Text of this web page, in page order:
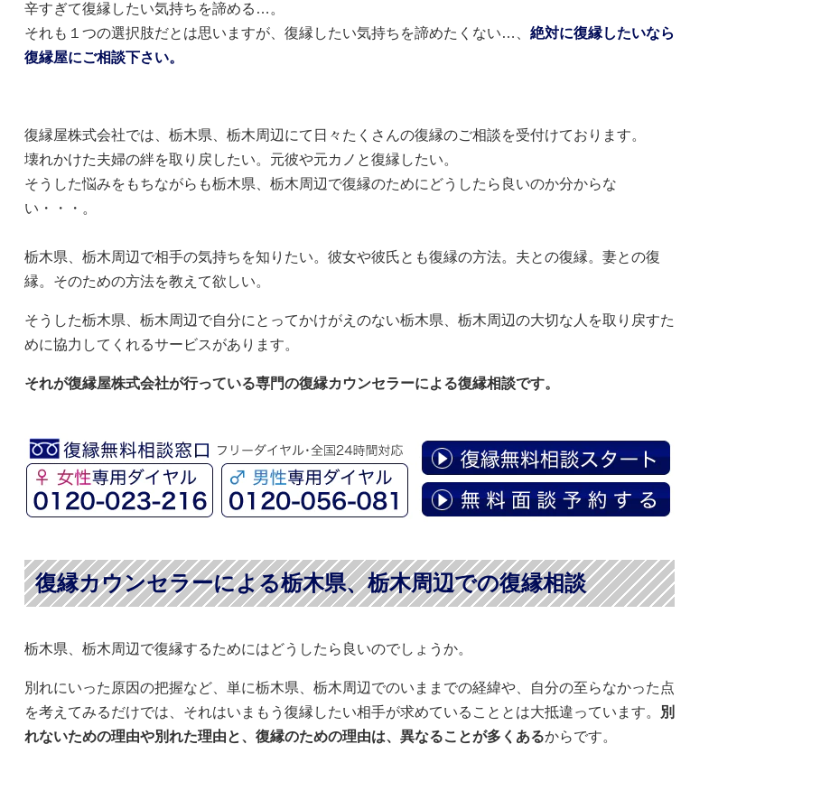
辛すぎて復縁したい気持ちを諦める…。
それも１つの選択肢だとは思いますが、復縁したい気持ちを諦めたくない…、 絶対に復縁したいなら
復縁屋にご相談下さい。
復縁屋株式会社では、栃木県、栃木周辺にて日々たくさんの復縁のご相談を受付けております。
壊れかけた夫婦の絆を取り戻したい。元彼や元カノと復縁したい。
そうした悩みをもちながらも栃木県、栃木周辺で復縁のためにどうしたら良いのか分からな
い・・・。
栃木県、栃木周辺で相手の気持ちを知りたい。彼女や彼氏とも復縁の方法。夫との復縁。妻との復
縁。そのための方法を教えて欲しい。
そうした栃木県、栃木周辺で自分にとってかけがえのない栃木県、栃木周辺の大切な人を取り戻すた
めに協力してくれるサービスがあります。
それが復縁屋株式会社が行っている専門の復縁カウンセラーによる復縁相談です。
復縁カウンセラーによる栃木県、栃木周辺での復縁相談
栃木県、栃木周辺で復縁するためにはどうしたら良いのでしょうか。
別れにいった原因の把握など、単に栃木県、栃木周辺でのいままでの経緯や、自分の至らなかった点
を考えてみるだけでは、それはいまもう復縁したい相手が求めていることとは大抵違っています。
別
れないための理由や別れた理由と、復縁のための理由は、異なることが多くあるからです。